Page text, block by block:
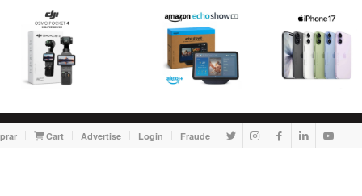
Cart Advertise Login Fraude